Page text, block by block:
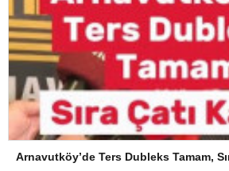
Arnavutköy’de Ters Dubleks Tamam,